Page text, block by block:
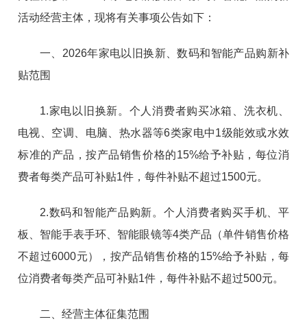
活动经营主体，现将有关事项公告如下：
一、2026年家电以旧换新、数码和智能产品购新补
贴范围
1.家电以旧换新。个人消费者购买冰箱、洗衣机、
电视、空调、电脑、热水器等6类家电中1级能效或水效
标准的产品，按产品销售价格的15%给予补贴，每位消
费者每类产品可补贴1件，每件补贴不超过1500元。
2.数码和智能产品购新。个人消费者购买手机、平
板、智能手表手环、智能眼镜等4类产品（单件销售价格
不超过6000元），按产品销售价格的15%给予补贴，每
位消费者每类产品可补贴1件，每件补贴不超过500元。
二、经营主体征集范围